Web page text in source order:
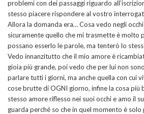
problemi con dei passaggi riguardo
stesso piacere rispondere al vostro
Allora la domanda era… Cosa vedo negli occhi
sicuramente quello che mi trasmette è molto
possano esserlo le parole, ma tenterò lo
Vedo innanzitutto che il mio amore è
gioia più grande, poi vedo che per lui non
parlare tutti i giorni, ma anche quella con cui
cose brutte di OGNI giorno, infine la cosa più
stesso amore riflesso nei suoi occhi e amo il
guarda perché so che in quel momento è